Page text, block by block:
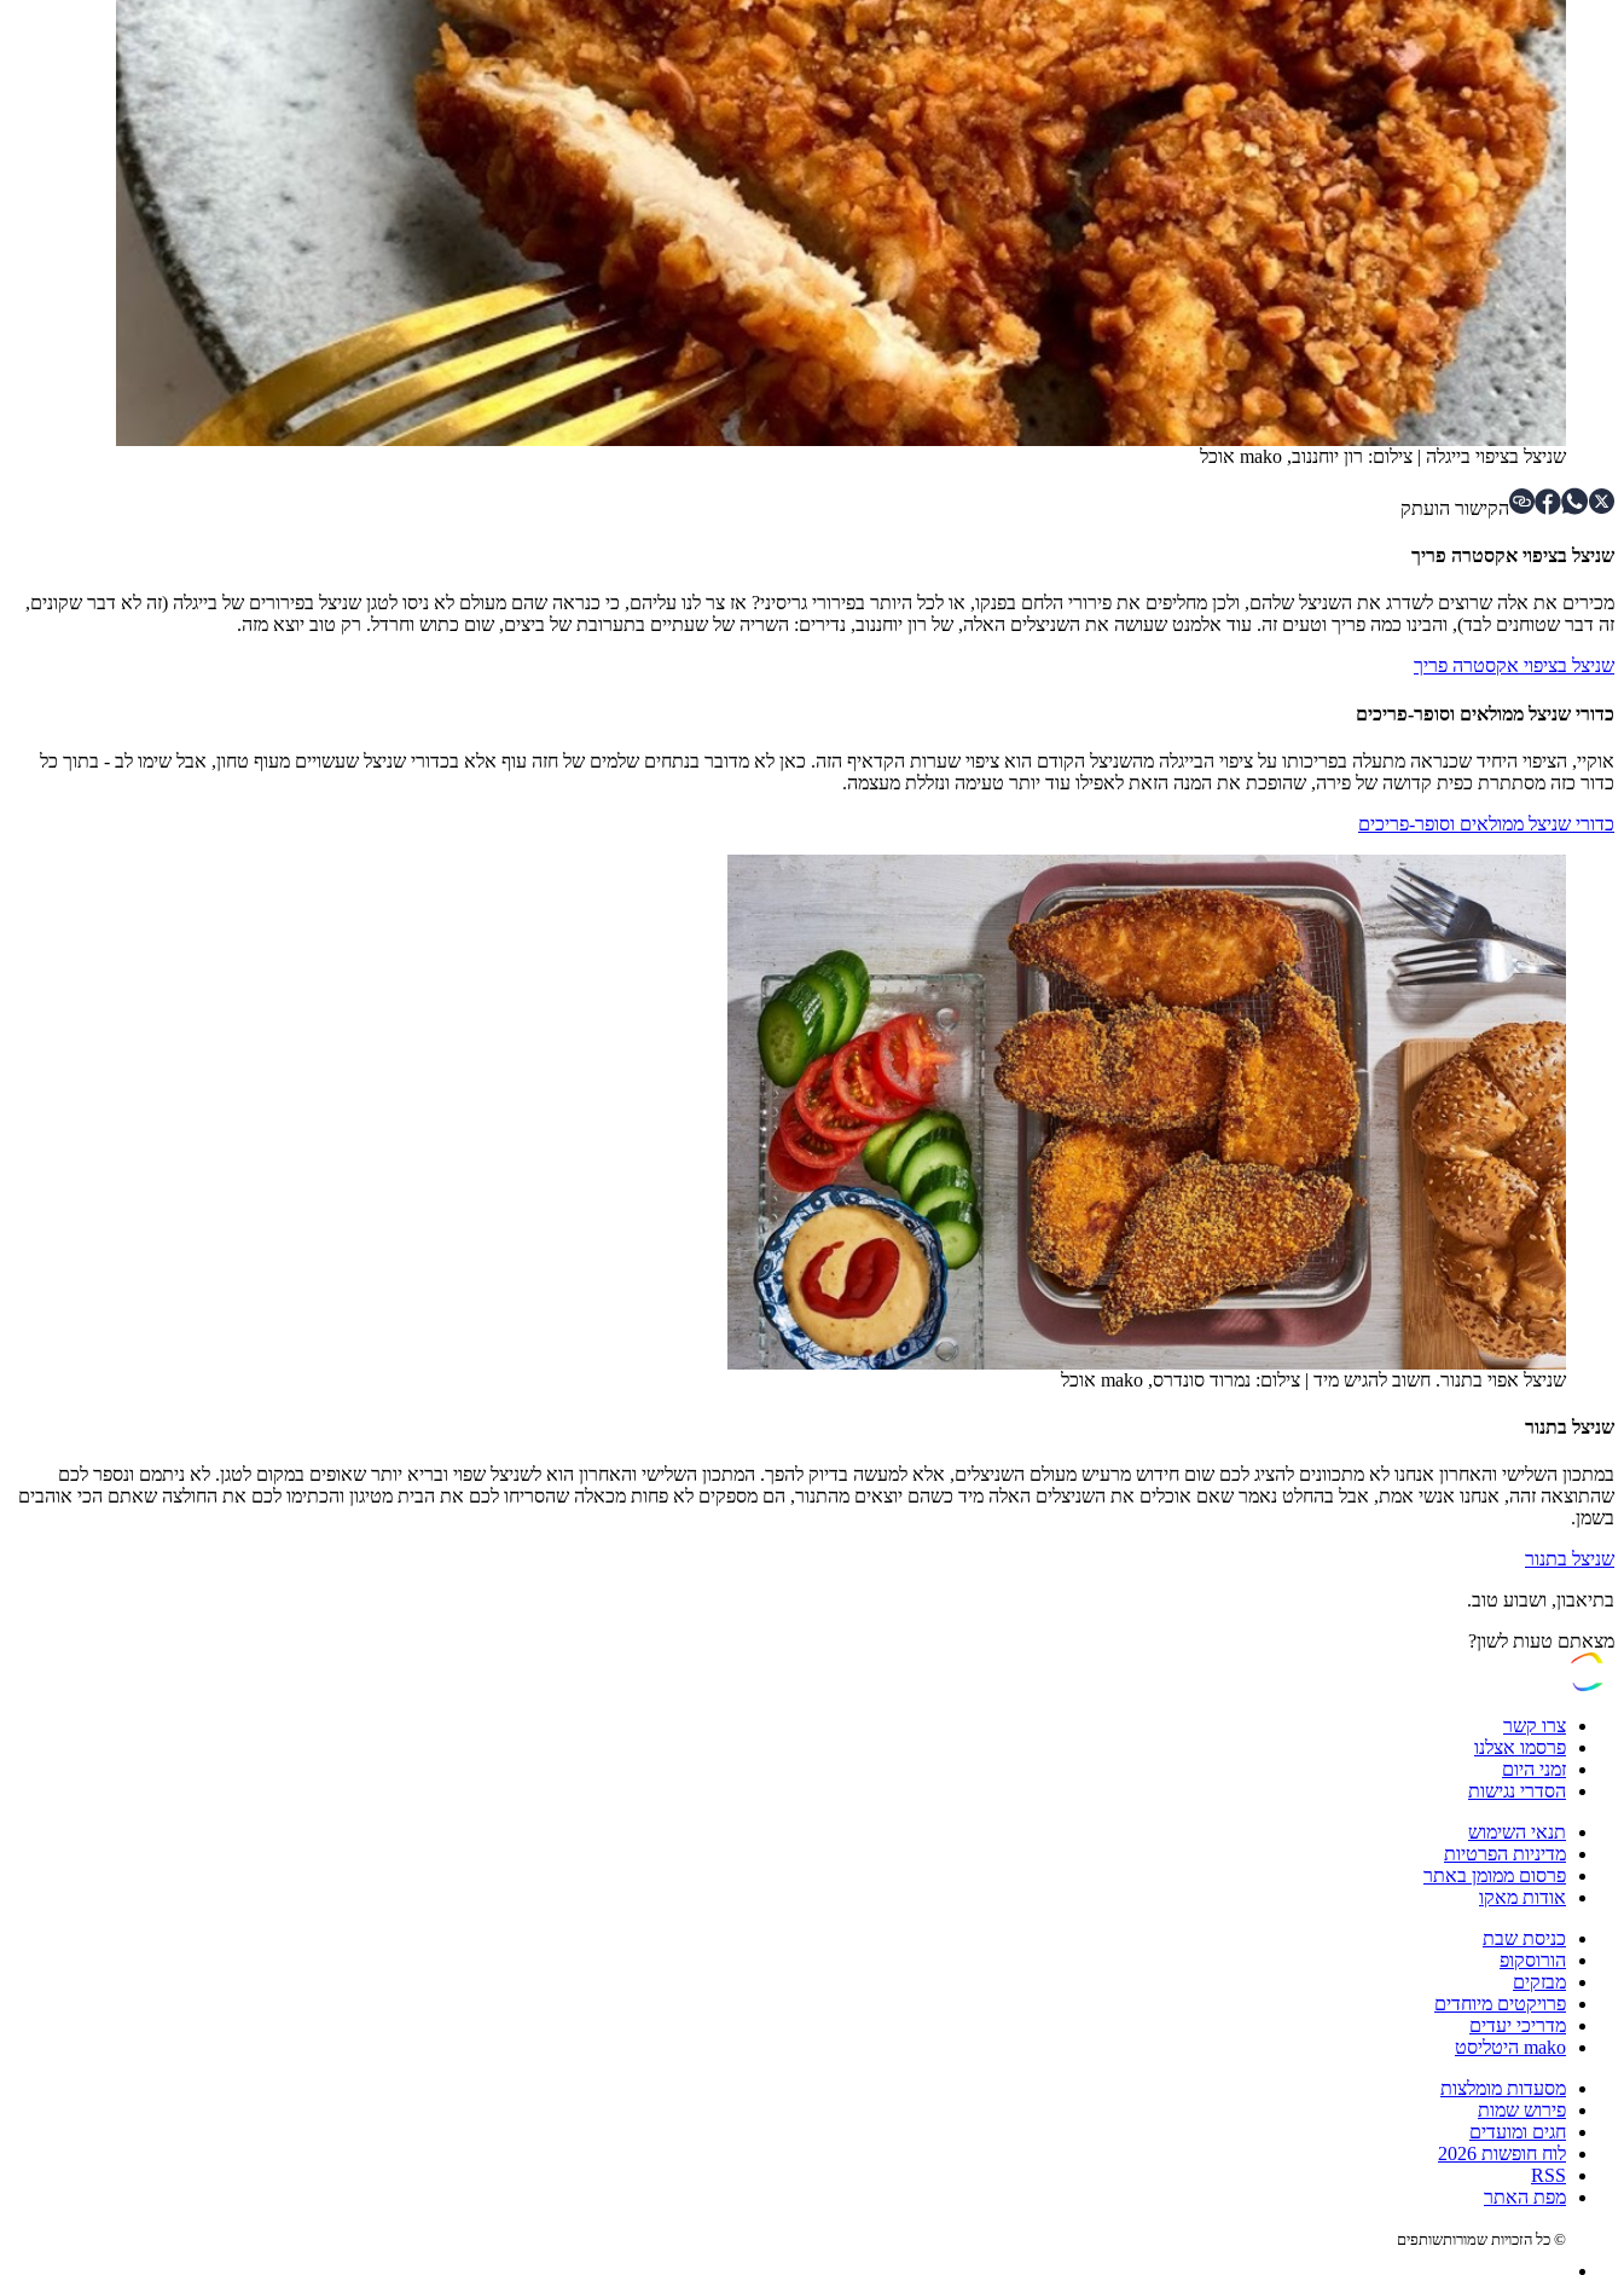
שניצל בציפוי בייגלה | צילום: רון יוחננוב, mako אוכל
הקישור הועתק
שניצל בציפוי אקסטרה פריך
מכירים את אלה שרוצים לשדרג את השניצל שלהם, ולכן מחליפים את פירורי הלחם בפנקו, או לכל היותר בפירורי גריסיני? אז צר לנו עליהם, כי כנראה שהם מעולם לא ניסו לטגן שניצל בפירורים של בייגלה (זה לא דבר שקונים,
זה דבר שטוחנים לבד), והבינו כמה פריך וטעים זה. עוד אלמנט שעושה את השניצלים האלה, של רון יוחננוב, נדירים: השריה של שעתיים בתערובת של ביצים, שום כתוש וחרדל. רק טוב יוצא מזה.
שניצל בציפוי אקסטרה פריך
כדורי שניצל ממולאים וסופר-פריכים
אוקיי, הציפוי היחיד שכנראה מתעלה בפריכותו על ציפוי הבייגלה מהשניצל הקודם הוא ציפוי שערות הקדאיף הזה. כאן לא מדובר בנתחים שלמים של חזה עוף אלא בכדורי שניצל שעשויים מעוף טחון, אבל שימו לב - בתוך כל
כדור כזה מסתתרת כפית קדושה של פירה, שהופכת את המנה הזאת לאפילו עוד יותר טעימה ונזללת מעצמה.
כדורי שניצל ממולאים וסופר-פריכים
שניצל אפוי בתנור. חשוב להגיש מיד | צילום: נמרוד סונדרס, mako אוכל
שניצל בתנור
במתכון השלישי והאחרון אנחנו לא מתכוונים להציג לכם שום חידוש מרעיש מעולם השניצלים, אלא למעשה בדיוק להפך. המתכון השלישי והאחרון הוא לשניצל שפוי ובריא יותר שאופים במקום לטגן. לא ניתמם ונספר לכם
שהתוצאה זהה, אנחנו אנשי אמת, אבל בהחלט נאמר שאם אוכלים את השניצלים האלה מיד כשהם יוצאים מהתנור, הם מספקים לא פחות מכאלה שהסריחו לכם את הבית מטיגון והכתימו לכם את החולצה שאתם הכי אוהבים
בשמן.
שניצל בתנור
בתיאבון, ושבוע טוב.
מצאתם טעות לשון?
צרו קשר
פרסמו אצלנו
זמני היום
הסדרי נגישות
תנאי השימוש
מדיניות הפרטיות
פרסום ממומן באתר
אודות מאקו
כניסת שבת
הורוסקופ
מבזקים
פרויקטים מיוחדים
מדריכי יעדים
mako היטליסט
מסעדות מומלצות
פירוש שמות
חגים ומועדים
לוח חופשות 2026
RSS
מפת האתר
© כל הזכויות שמורותשותפים